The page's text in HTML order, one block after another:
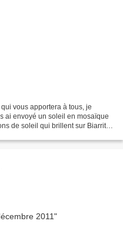
vous apportera à tous, je
ai envoyé un soleil en mosaïque
de soleil qui brillent sur Biarritz